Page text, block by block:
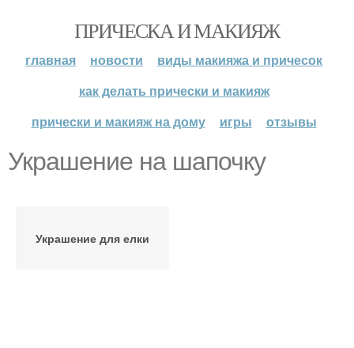
ПРИЧЕСКА И МАКИЯЖ
главная новости
виды макияжа и причесок
как делать прически и макияж
прически и макияж на дому
игры отзывы
Украшение на шапочку
Украшение для елки